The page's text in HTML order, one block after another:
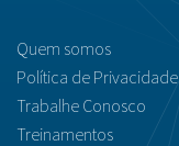
Quem somos
Política de Privacidade
Trabalhe Conosco
Treinamentos